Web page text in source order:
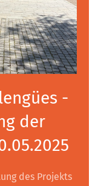
-
der
des Projekts